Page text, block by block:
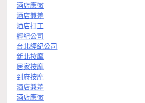
酒店應徵
酒店兼差
酒店打工
經紀公司
台北經紀公司
新北按摩
居家按摩
到府按摩
酒店兼差
酒店應徵